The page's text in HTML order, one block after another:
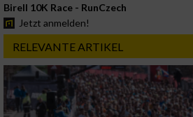
Birell 10K Race - RunCzech
Jetzt anmelden!
RELEVANTE ARTIKEL